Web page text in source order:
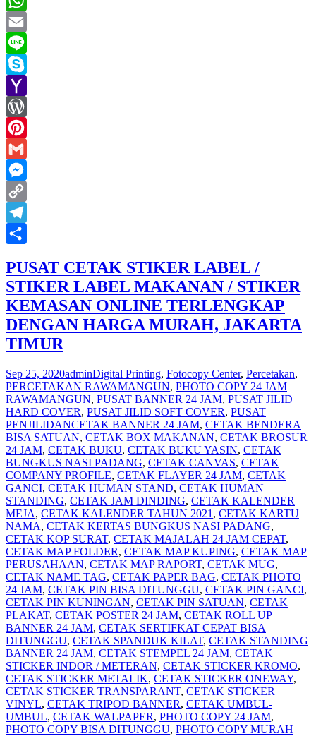
WhatsApp
Email
Line
Skype
Yahoo
Mail
WordPress
Pinterest
Gmail
Messenger
Copy
Link
Telegram
PUSAT CETAK STIKER LABEL /
STIKER LABEL MAKANAN / STIKER
KEMASAN ONLINE TERLENGKAP
DENGAN HARGA MURAH, JAKARTA
TIMUR
Sep 25, 2020adminDigital Printing, Fotocopy Center, Percetakan,
PERCETAKAN RAWAMANGUN, PHOTO COPY 24 JAM
RAWAMANGUN, PUSAT BANNER 24 JAM, PUSAT JILID
HARD COVER, PUSAT JILID SOFT COVER, PUSAT
PENJILIDANCETAK BANNER 24 JAM, CETAK BENDERA
BISA SATUAN, CETAK BOX MAKANAN, CETAK BROSUR
24 JAM, CETAK BUKU, CETAK BUKU YASIN, CETAK
BUNGKUS NASI PADANG, CETAK CANVAS, CETAK
COMPANY PROFILE, CETAK FLAYER 24 JAM, CETAK
GANCI, CETAK HUMAN STAND, CETAK HUMAN
STANDING, CETAK JAM DINDING, CETAK KALENDER
MEJA, CETAK KALENDER TAHUN 2021 , CETAK KARTU
NAMA, CETAK KERTAS BUNGKUS NASI PADANG,
CETAK KOP SURAT, CETAK MAJALAH 24 JAM CEPAT,
CETAK MAP FOLDER, CETAK MAP KUPING, CETAK MAP
PERUSAHAAN, CETAK MAP RAPORT, CETAK MUG,
CETAK NAME TAG, CETAK PAPER BAG, CETAK PHOTO
24 JAM, CETAK PIN BISA DITUNGGU, CETAK PIN GANCI,
CETAK PIN KUNINGAN, CETAK PIN SATUAN, CETAK
PLAKAT, CETAK POSTER 24 JAM, CETAK ROLL UP
BANNER 24 JAM, CETAK SERTIFKAT CEPAT BISA
DITUNGGU, CETAK SPANDUK KILAT, CETAK STANDING
BANNER 24 JAM, CETAK STEMPEL 24 JAM, CETAK
STICKER INDOR / METERAN, CETAK STICKER KROMO,
CETAK STICKER METALIK, CETAK STICKER ONEWAY,
CETAK STICKER TRANSPARANT, CETAK STICKER
VINYL, CETAK TRIPOD BANNER, CETAK UMBUL-
UMBUL, CETAK WALPAPER, PHOTO COPY 24 JAM,
PHOTO COPY BISA DITUNGGU, PHOTO COPY MURAH